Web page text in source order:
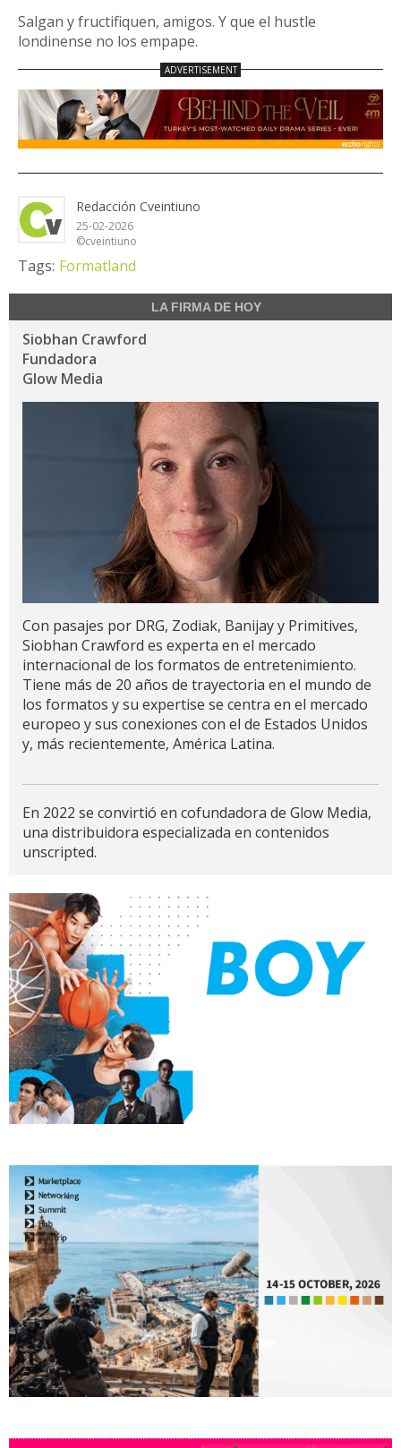
Salgan y fructifiquen, amigos. Y que el hustle
londinense no los empape.
Redacción Cveintiuno
25-02-2026
©cveintiuno
Tags: Formatland
LA FIRMA DE HOY
Siobhan Crawford
Fundadora
Glow Media
Con pasajes por DRG, Zodiak, Banijay y Primitives,
Siobhan Crawford es experta en el mercado
internacional de los formatos de entretenimiento.
Tiene más de 20 años de trayectoria en el mundo de
los formatos y su expertise se centra en el mercado
europeo y sus conexiones con el de Estados Unidos
y, más recientemente, América Latina.
En 2022 se convirtió en cofundadora de Glow Media,
una distribuidora especializada en contenidos
unscripted.